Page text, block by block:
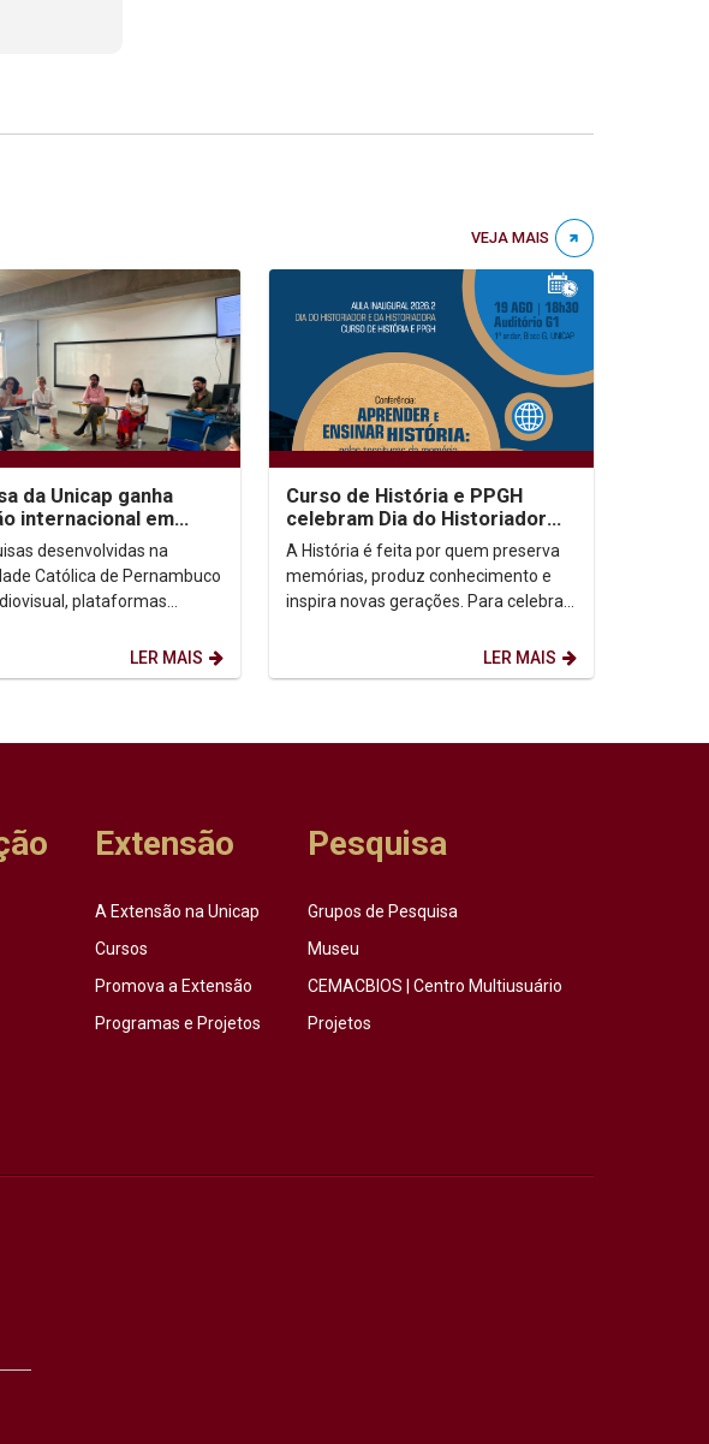
VEJA MAIS
da Unicap ganha
internacional em
no Brasil e no
desenvolvidas na
Católica de Pernambuco
plataformas
em dois importantes...
LER MAIS
Curso de História e PPGH
celebram Dia do Historiador
com conferência na aula
inaugural do semestre
A História é feita por quem preserva
memórias, produz conhecimento e
inspira novas gerações. Para celebrar
LER MAIS
Extensão
A Extensão na Unicap
Cursos
Promova a Extensão
Programas e Projetos
Pesquisa
Grupos de Pesquisa
Museu
CEMACBIOS | Centro Multiusuário
Projetos